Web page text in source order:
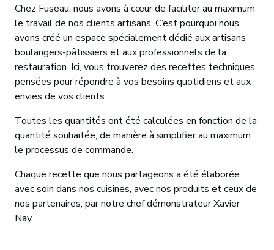
Chez Fuseau, nous avons à cœur de faciliter au maximum
le travail de nos clients artisans. C’est pourquoi nous
avons créé un espace spécialement dédié aux artisans
boulangers-pâtissiers et aux professionnels de la
restauration. Ici, vous trouverez des recettes techniques,
pensées pour répondre à vos besoins quotidiens et aux
envies de vos clients.
Toutes les quantités ont été calculées en fonction de la
quantité souhaitée, de manière à simplifier au maximum
le processus de commande.
Chaque recette que nous partageons a été élaborée
avec soin dans nos cuisines, avec nos produits et ceux de
nos partenaires, par notre chef démonstrateur Xavier
Nay.